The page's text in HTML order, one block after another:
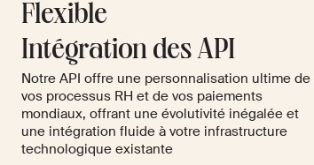
Flexible
Intégration des API
Notre API offre une personnalisation ultime de
vos processus RH et de vos paiements
mondiaux, offrant une évolutivité inégalée et
une intégration fluide à votre infrastructure
technologique existante